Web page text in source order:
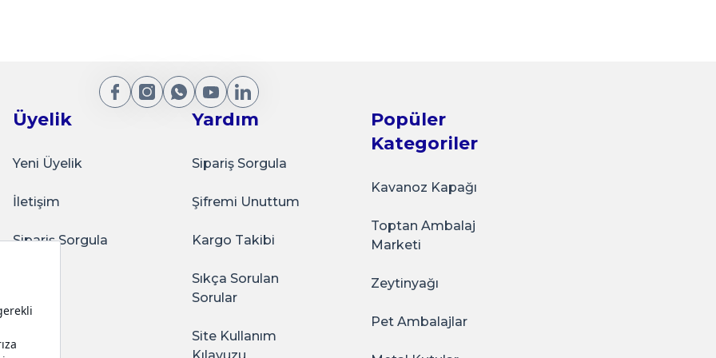
Gönder
Sarkap
Kabı Soft Touch Küçük Boy 90x120 mm SiyahEskitme
Üyelik
Yeni Üyelik
İletişim
Sipariş Sorgula
Yardım
Sipariş Sorgula
Şifremi Unuttum
Kargo Takibi
Sıkça Sorulan
Sorular
Site Kullanım
Popüler
Kategoriler
Kavanoz Kapağı
Toptan Ambalaj
Marketi
Zeytinyağı
Pet Ambalajlar